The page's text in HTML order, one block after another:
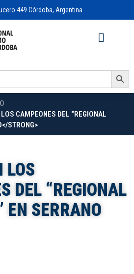
449 Córdoba, Argentina
Search Button
CAMPEONES DEL “REGIONAL
STRONG>
LOS
DEL “REGIONAL
EN SERRANO